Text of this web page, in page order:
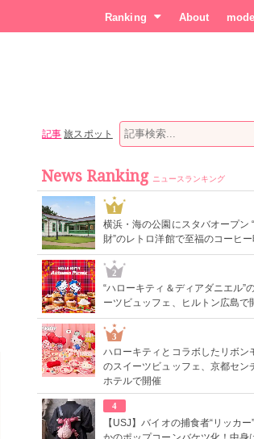
Ranking About
記事 旅スポット
News Ranking ニュースランキング
1
横浜・海の公園にスタバオープン
財”のレトロ洋館で至福のコーヒー
2
“ハローキティ＆ディアダニエル”
ーツビュッフェ、ヒルトン広島で
3
ハローキティとコラボしたリボン
のスイーツビュッフェ、京都セン
ホテルで開催
4
【USJ】バイオの捕食者“リッカー